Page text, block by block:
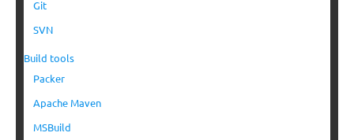
Git
SVN
Build tools
Packer
Apache Maven
MSBuild